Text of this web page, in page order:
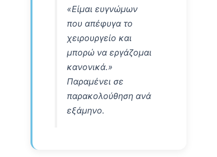
«Είμαι ευγνώμων
που απέφυγα το
χειρουργείο και
μπορώ να εργάζομαι
κανονικά.»
Παραμένει σε
παρακολούθηση ανά
εξάμηνο.